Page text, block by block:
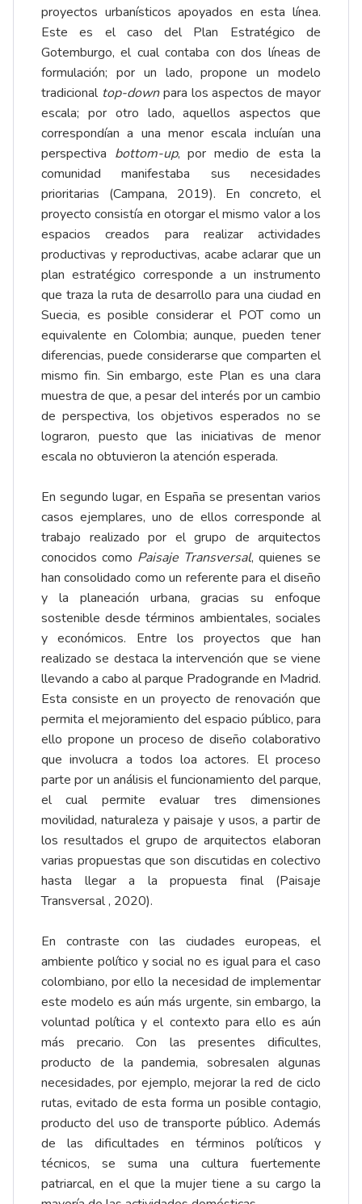
proyectos urbanísticos apoyados en esta línea.
Este es el caso del Plan Estratégico de
Gotemburgo, el cual contaba con dos líneas de
formulación; por un lado, propone un modelo
tradicional top-downpara los aspectos de mayor
escala; por otro lado, aquellos aspectos que
correspondían a una menor escala incluían una
perspectiva bottom-up, por medio de esta la
comunidad manifestaba sus necesidades
prioritarias (Campana, 2019). En concreto, el
proyecto consistía en otorgar el mismo valor a los
espacios creados para realizar actividades
productivas y reproductivas, acabe aclarar que un
plan estratégico corresponde a un instrumento
que traza la ruta de desarrollo para una ciudad en
Suecia, es posible considerar el POT como un
equivalente en Colombia; aunque, pueden tener
diferencias, puede considerarse que comparten el
mismo fin. Sin embargo, este Plan es una clara
muestra de que, a pesar del interés por un cambio
de perspectiva, los objetivos esperados no se
lograron, puesto que las iniciativas de menor
escala no obtuvieron la atención esperada.
En segundo lugar, en España se presentan varios
casos ejemplares, uno de ellos corresponde al
trabajo realizado por el grupo de arquitectos
conocidos como Paisaje Transversal, quienes se
han consolidado como un referente para el diseño
y la planeación urbana, gracias su enfoque
sostenible desde términos ambientales, sociales
y económicos. Entre los proyectos que han
realizado se destaca la intervención que se viene
llevando a cabo al parque Pradogrande en Madrid.
Esta consiste en un proyecto de renovación que
permita el mejoramiento del espacio público, para
ello propone un proceso de diseño colaborativo
que involucra a todos loa actores. El proceso
parte por un análisis el funcionamiento del parque,
el cual permite evaluar tres dimensiones
movilidad, naturaleza y paisaje y usos, a partir de
los resultados el grupo de arquitectos elaboran
varias propuestas que son discutidas en colectivo
hasta llegar a la propuesta final (Paisaje
Transversal , 2020).
En contraste con las ciudades europeas, el
ambiente político y social no es igual para el caso
colombiano, por ello la necesidad de implementar
este modelo es aún más urgente, sin embargo, la
voluntad política y el contexto para ello es aún
más precario. Con las presentes dificultes,
producto de la pandemia, sobresalen algunas
necesidades, por ejemplo, mejorar la red de ciclo
rutas, evitado de esta forma un posible contagio,
producto del uso de transporte público. Además
de las dificultades en términos políticos y
técnicos, se suma una cultura fuertemente
patriarcal, en el que la mujer tiene a su cargo la